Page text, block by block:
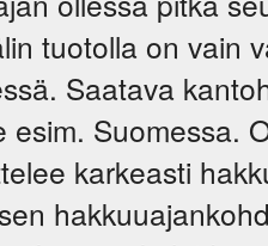
tuotolla on vain
Saatava
esim. Suomessa.
karkeasti